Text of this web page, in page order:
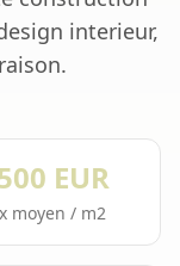
interieur,
EUR
moyen / m2